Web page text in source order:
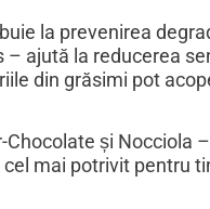
la prevenirea
ajută la reducerea
din grăsimi pot
și Nocciola
mai potrivit pentru